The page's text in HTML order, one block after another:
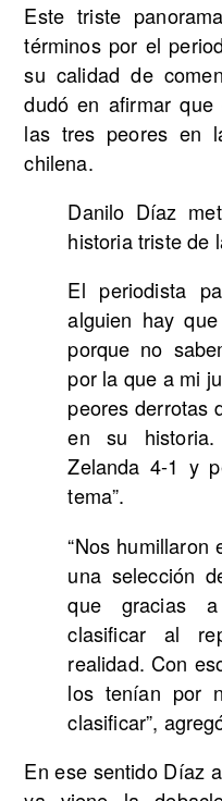
Este triste
términos por el
su calidad de
dudó en afirmar
las tres peores en
chilena.
Danilo Díaz
historia triste de
El periodista
alguien hay
porque no
por la que a mi
peores derrotas
en su
Zelanda 4-1 y
tema”.
“Nos humillaron
una selección
que gracias
clasificar al
realidad. Con
los tenían por
clasificar”,
En ese sentido Díaz